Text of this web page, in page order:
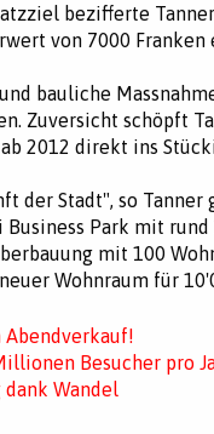
bezifferte
von 7000 Franken
bauliche
Zuversicht schöpft
2012 direkt ins
der Stadt", so Tanner
Park mit
mit 100
Wohnraum für
Besucher pro
Wandel